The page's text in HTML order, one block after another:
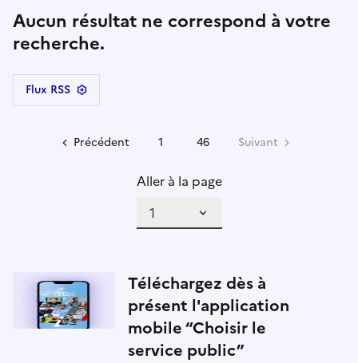
Aucun résultat ne correspond à votre
recherche.
Flux RSS
Précédent 1 46 Suivant
Aller à la page
Téléchargez dès à
présent l'application
mobile “Choisir le
service public”